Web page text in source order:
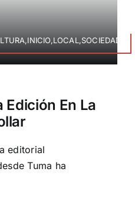
Edición En La
editorial
Tuma ha